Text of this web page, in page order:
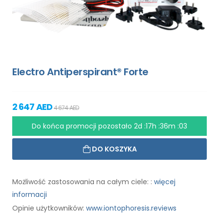
Electro Antiperspirant® Forte
2 647 AED4 674 AED
Do końca promocji pozostało2d :17h :36m :01
DO KOSZYKA
Możliwość zastosowania na całym ciele: : więcej
informacji
Opinie użytkowników: www.iontophoresis.reviews